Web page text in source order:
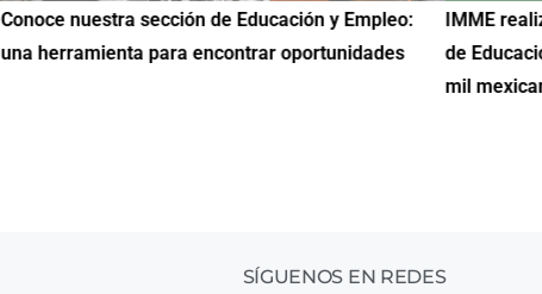
Conoce nuestra sección de Educación y Empleo:
una herramienta para encontrar oportunidades
IMME
de
mil
SÍGUENOS EN REDES